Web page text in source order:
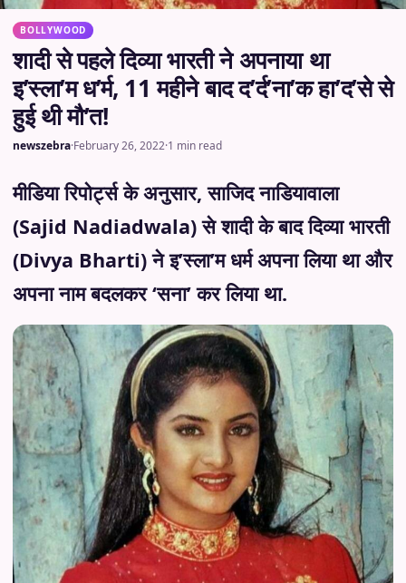
BOLLYWOOD
शादी से पहले दिव्या भारती ने अपनाया था
इ’स्ला’म ध’र्म, 11 महीने बाद द’र्द’ना’क हा’द’से से
हुई थी मौ’त!
newszebra·February 26, 2022·1 min read
मीडिया रिपोर्ट्स के अनुसार, साजिद नाडियावाला
(Sajid Nadiadwala) से शादी के बाद दिव्या भारती
(Divya Bharti) ने इ’स्ला’म धर्म अपना लिया था और
अपना नाम बदलकर ‘सना’ कर लिया था.